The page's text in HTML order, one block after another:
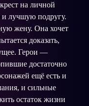
на личной
лучшую подругу.
жену. Она хочет
доказать,
Герои —
достаточно
ещё есть и
и сильные
остаток жизни